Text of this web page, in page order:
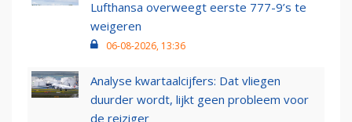
Lufthansa overweegt eerste 777-9’s te
weigeren
06-08-2026, 13:36
Analyse kwartaalcijfers: Dat vliegen
duurder wordt, lijkt geen probleem voor
de reiziger